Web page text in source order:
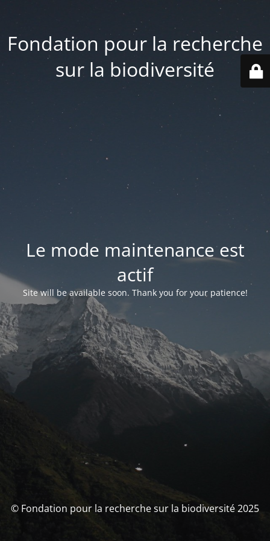
Fondation pour la recherche
sur la biodiversité
Le mode maintenance est
actif
Site will be available soon. Thank you for your patience!
© Fondation pour la recherche sur la biodiversité 2025